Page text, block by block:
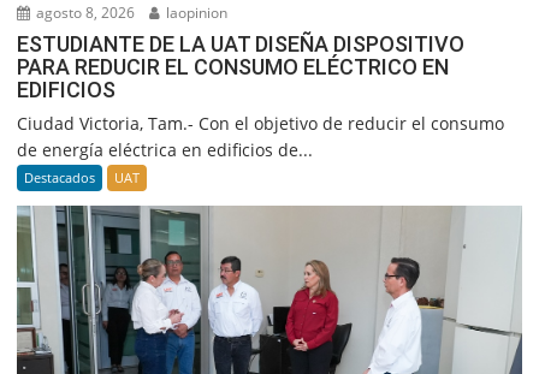
agosto 8, 2026 laopinion
ESTUDIANTE DE LA UAT DISEÑA DISPOSITIVO
PARA REDUCIR EL CONSUMO ELÉCTRICO EN
EDIFICIOS
Ciudad Victoria, Tam.- Con el objetivo de reducir el consumo
de energía eléctrica en edificios de...
Destacados UAT